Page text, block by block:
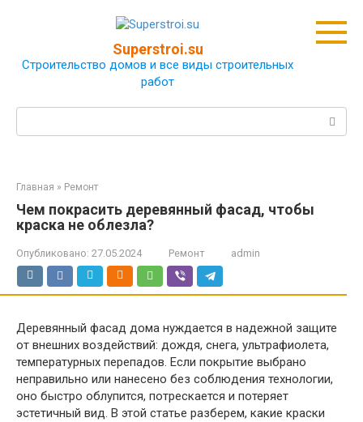
Superstroi.su
Строительство домов и все виды строительных
работ
Главная » Ремонт
Чем покрасить деревянный фасад, чтобы
краска не облезла?
Опубликовано: 27.05.2024 Ремонт admin
Деревянный фасад дома нуждается в надежной защите
от внешних воздействий: дождя, снега, ультрафиолета,
температурных перепадов. Если покрытие выбрано
неправильно или нанесено без соблюдения технологии,
оно быстро облупится, потрескается и потеряет
эстетичный вид. В этой статье разберем, какие краски